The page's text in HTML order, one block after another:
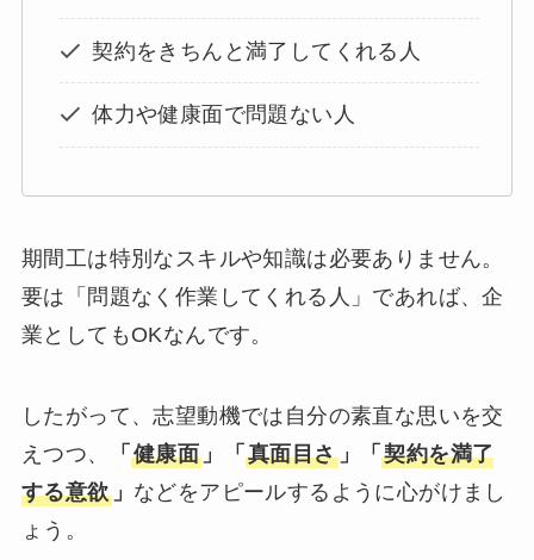
契約をきちんと満了してくれる人
体力や健康面で問題ない人
期間工は特別なスキルや知識は必要ありません。
要は「問題なく作業してくれる人」であれば、企
業としてもOKなんです。
したがって、志望動機では自分の素直な思いを交
えつつ、
「 健康面 」「 真面目さ」「契約を満了
する意欲」 などをアピールするように心がけまし
ょう。